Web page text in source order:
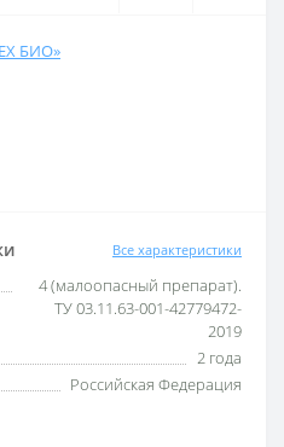
БИО»
Все характеристики
4 (малоопасный препарат).
ТУ 03.11.63-001-42779472-
2019
2 года
Российская Федерация